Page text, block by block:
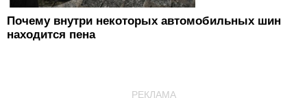
Почему внутри некоторых автомобильных шин
находится пена
РЕКЛАМА